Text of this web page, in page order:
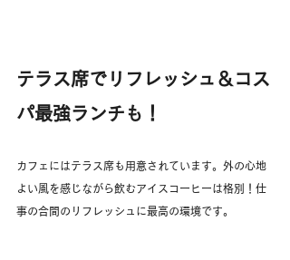
テラス席でリフレッシュ＆コス
パ最強ランチも！
カフェにはテラス席も用意されています。外の心地
よい風を感じながら飲むアイスコーヒーは格別！仕
事の合間のリフレッシュに最高の環境です。